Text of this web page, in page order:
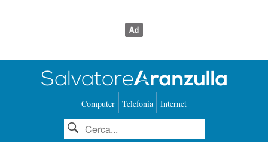
Computer Telefonia Internet